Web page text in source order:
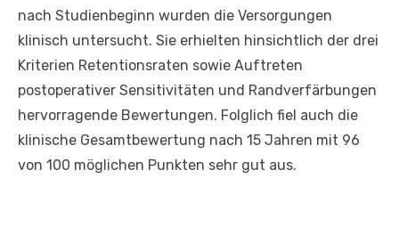
nach Studienbeginn wurden die Versorgungen
klinisch untersucht. Sie erhielten hinsichtlich der drei
Kriterien Retentionsraten sowie Auftreten
postoperativer Sensitivitäten und Randverfärbungen
hervorragende Bewertungen. Folglich fiel auch die
klinische Gesamtbewertung nach 15 Jahren mit 96
von 100 möglichen Punkten sehr gut aus.